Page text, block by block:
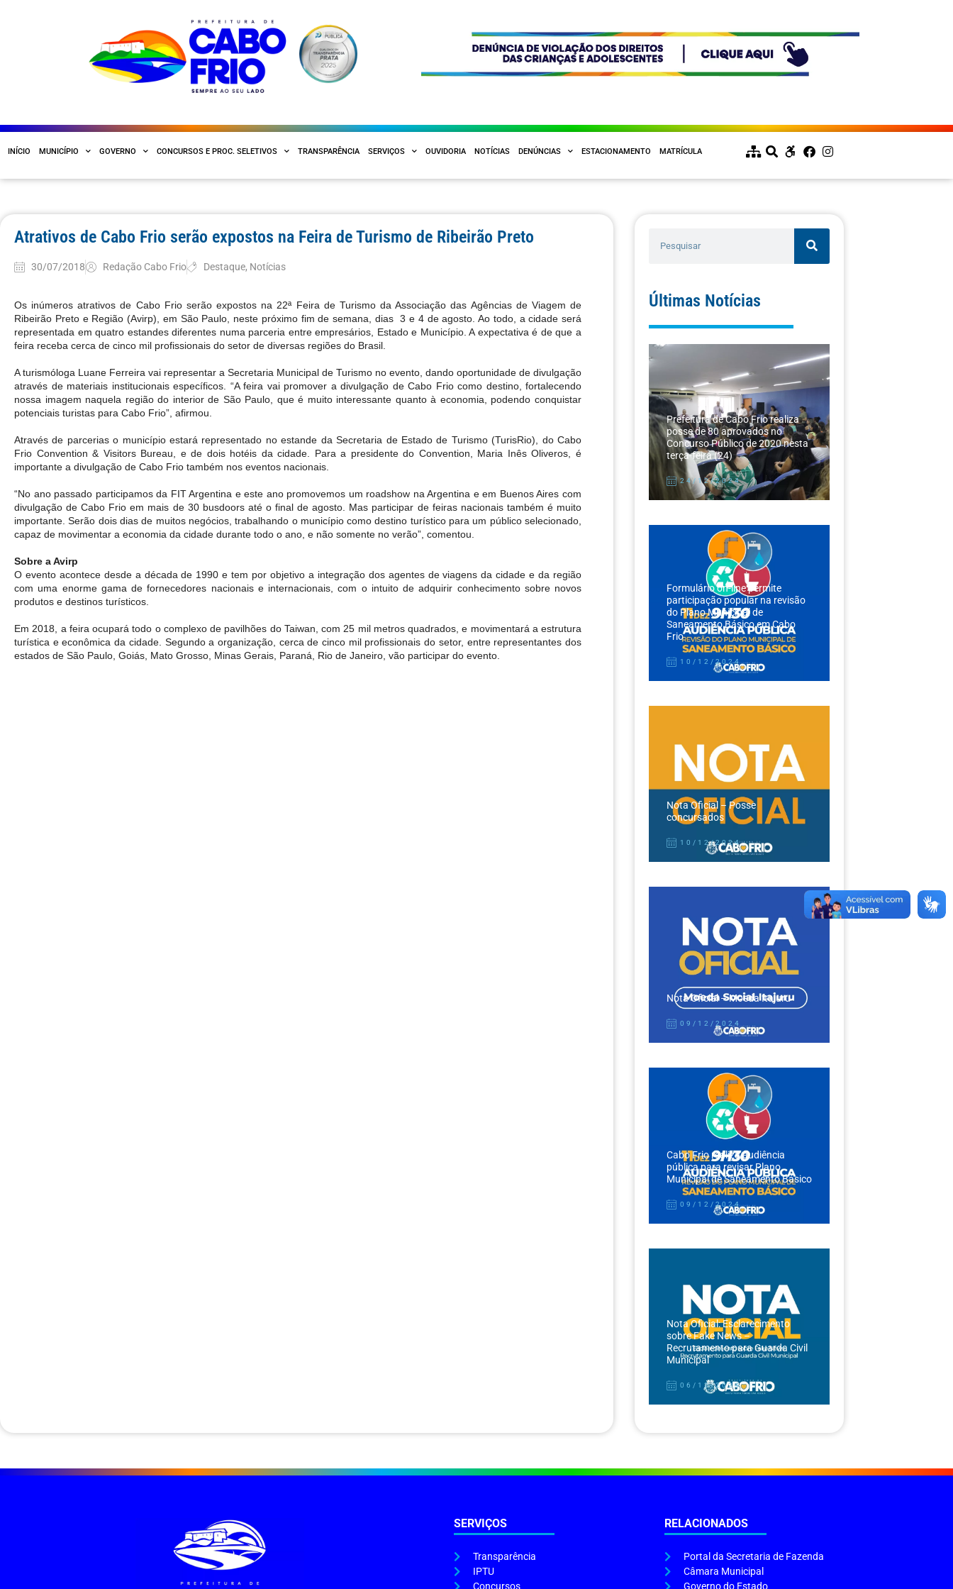
INÍCIO MUNICÍPIO GOVERNO CONCURSOS E PROC. SELETIVOS TRANSPARÊNCIA SERVIÇOS OUVIDORIA NOTÍCIAS DENÚNCIAS ESTACIONAMENTO MATRÍCULA
Atrativos de Cabo Frio serão expostos na Feira de Turismo de Ribeirão Preto
30/07/2018 Redação Cabo Frio Destaque, Notícias
Os inúmeros atrativos de Cabo Frio serão expostos na 22ª Feira de Turismo da Associação das Agências de Viagem de
Ribeirão Preto e Região (Avirp), em São Paulo, neste próximo fim de semana, dias  3 e 4 de agosto. Ao todo, a cidade será
representada em quatro estandes diferentes numa parceria entre empresários, Estado e Município. A expectativa é de que a
feira receba cerca de cinco mil profissionais do setor de diversas regiões do Brasil.
A turismóloga Luane Ferreira vai representar a Secretaria Municipal de Turismo no evento, dando oportunidade de divulgação
através de materiais institucionais específicos. “A feira vai promover a divulgação de Cabo Frio como destino, fortalecendo
nossa imagem naquela região do interior de São Paulo, que é muito interessante quanto à economia, podendo conquistar
potenciais turistas para Cabo Frio”, afirmou.
Através de parcerias o município estará representado no estande da Secretaria de Estado de Turismo (TurisRio), do Cabo
Frio Convention & Visitors Bureau, e de dois hotéis da cidade. Para a presidente do Convention, Maria Inês Oliveros, é
importante a divulgação de Cabo Frio também nos eventos nacionais.
“No ano passado participamos da FIT Argentina e este ano promovemos um roadshow na Argentina e em Buenos Aires com
divulgação de Cabo Frio em mais de 30 busdoors até o final de agosto. Mas participar de feiras nacionais também é muito
importante. Serão dois dias de muitos negócios, trabalhando o município como destino turístico para um público selecionado,
capaz de movimentar a economia da cidade durante todo o ano, e não somente no verão”, comentou.
Sobre a Avirp
O evento acontece desde a década de 1990 e tem por objetivo a integração dos agentes de viagens da cidade e da região
com uma enorme gama de fornecedores nacionais e internacionais, com o intuito de adquirir conhecimento sobre novos
produtos e destinos turísticos.
Em 2018, a feira ocupará todo o complexo de pavilhões do Taiwan, com 25 mil metros quadrados, e movimentará a estrutura
turística e econômica da cidade. Segundo a organização, cerca de cinco mil profissionais do setor, entre representantes dos
estados de São Paulo, Goiás, Mato Grosso, Minas Gerais, Paraná, Rio de Janeiro, vão participar do evento.
Últimas Notícias
Prefeitura de Cabo Frio realiza
posse de 80 aprovados no
Concurso Público de 2020 nesta
terça-feira (24)
24/12/2024
Formulário on-line permite
participação popular na revisão
do Plano Municipal de
Saneamento Básico em Cabo
Frio
10/12/2024
Nota Oficial – Posse
concursados
10/12/2024
Nota Oficial – Moeda Itajuru
09/12/2024
Cabo Frio realiza audiência
pública para revisar Plano
Municipal de Saneamento Básico
09/12/2024
Nota Oficial: Esclarecimento
sobre Fake News –
Recrutamento para Guarda Civil
Municipal
06/12/2024
SERVIÇOS
Transparência
IPTU
Concursos
RELACIONADOS
Portal da Secretaria de Fazenda
Câmara Municipal
Governo do Estado